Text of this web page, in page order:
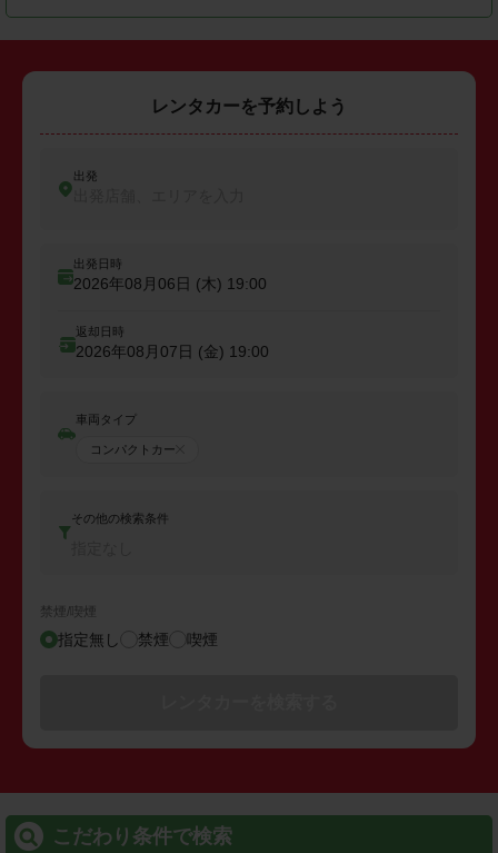
レンタカーを予約しよう
出発
出発日時
2026年08月06日 (木) 19:00
返却日時
2026年08月07日 (金) 19:00
車両タイプ
コンパクトカー
その他の検索条件
禁煙/喫煙
指定無し 禁煙 喫煙
こだわり条件で検索